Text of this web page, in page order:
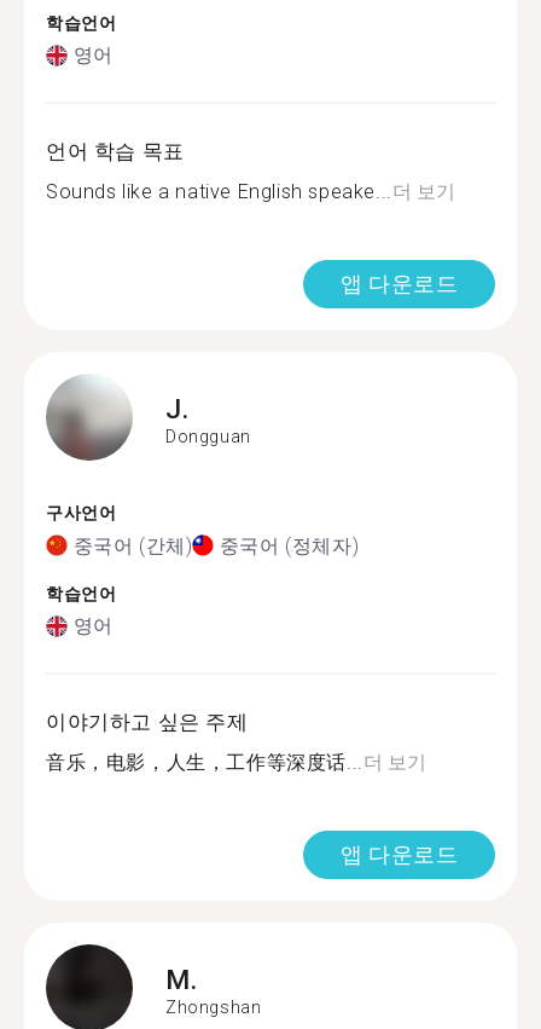
학습언어
영어
언어 학습 목표
Sounds like a native English speake...더 보기
앱 다운로드
J.
Dongguan
구사언어
중국어 (간체) 중국어 (정체자)
학습언어
영어
이야기하고 싶은 주제
音乐，电影，人生，工作等深度话...더 보기
앱 다운로드
M.
Zhongshan